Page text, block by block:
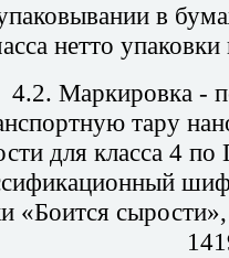
в
нетто
4.2. Маркировка -
тару
для класса 4
«Боится